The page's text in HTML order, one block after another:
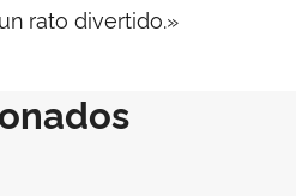
rato divertido.»